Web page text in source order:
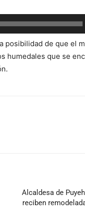
posibilidad de que el
humedales que se
Alcaldesa de
reciben